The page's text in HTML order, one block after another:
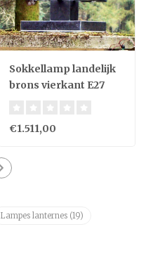
Sokkellamp landelijk
brons vierkant E27
€1.511,00
Lampes lanternes (19)